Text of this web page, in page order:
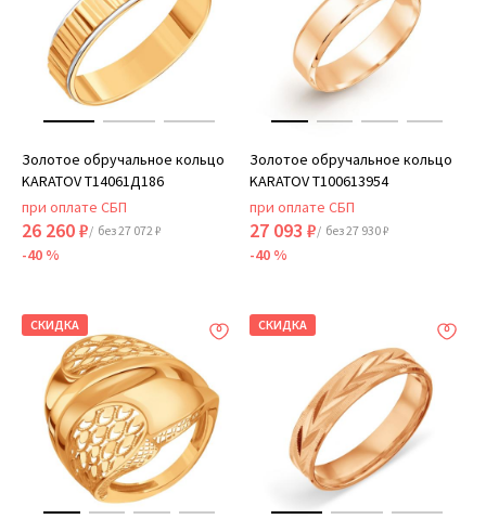
Золотое обручальное кольцо
KARATOV Т14061Д186
при оплате СБП
26 260 ₽/ без 27 072 ₽
-40 %
Золотое обручальное кольцо
KARATOV Т100613954
при оплате СБП
27 093 ₽/ без 27 930 ₽
-40 %
СКИДКА СКИДКА